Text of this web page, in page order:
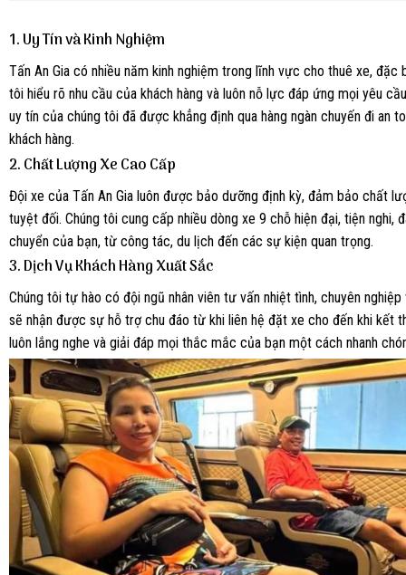
1.Uy Tín và Kinh Nghiệm
Tấn An Gia có nhiều năm kinh nghiệm trong lĩnh vực cho thuê xe, đặc
tôi hiểu rõ nhu cầu của khách hàng và luôn nỗ lực đáp ứng mọi yêu
uy tín của chúng tôi đã được khẳng định qua hàng ngàn chuyến đi an
khách hàng.
2.Chất Lượng Xe Cao Cấp
Đội xe của Tấn An Gia luôn được bảo dưỡng định kỳ, đảm bảo chất
tuyệt đối. Chúng tôi cung cấp nhiều dòng xe 9 chỗ hiện đại, tiện nghi,
chuyển của bạn, từ công tác, du lịch đến các sự kiện quan trọng.
3.Dịch Vụ Khách Hàng Xuất Sắc
Chúng tôi tự hào có đội ngũ nhân viên tư vấn nhiệt tình, chuyên nghiệp
sẽ nhận được sự hỗ trợ chu đáo từ khi liên hệ đặt xe cho đến khi kết
luôn lắng nghe và giải đáp mọi thắc mắc của bạn một cách nhanh